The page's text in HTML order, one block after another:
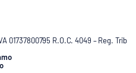
01737800795 R.O.C. 4049 – Reg. Trib